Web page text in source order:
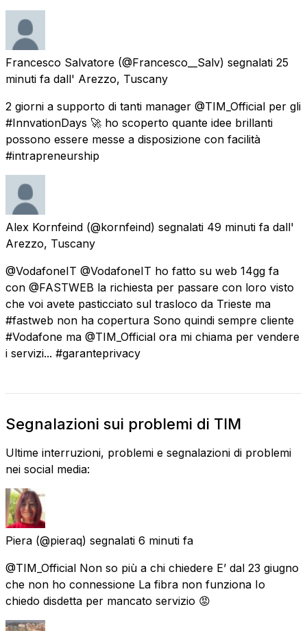
Francesco Salvatore (@Francesco__Salv) segnalati 25
minuti fa dall' Arezzo, Tuscany
2 giorni a supporto di tanti manager @TIM_Official per gli
#InnvationDays 🚀 ho scoperto quante idee brillanti
possono essere messe a disposizione con facilità
#intrapreneurship
Alex Kornfeind (@kornfeind) segnalati 49 minuti fa dall'
Arezzo, Tuscany
@VodafoneIT @VodafoneIT ho fatto su web 14gg fa
con @FASTWEB la richiesta per passare con loro visto
che voi avete pasticciato sul trasloco da Trieste ma
#fastweb non ha copertura Sono quindi sempre cliente
#Vodafone ma @TIM_Official ora mi chiama per vendere
i servizi... #garanteprivacy
Segnalazioni sui problemi di TIM
Ultime interruzioni, problemi e segnalazioni di problemi
nei social media:
Piera (@pieraq) segnalati 6 minuti fa
@TIM_Official Non so più a chi chiedere E’ dal 23 giugno
che non ho connessione La fibra non funziona Io
chiedo disdetta per mancato servizio 😡